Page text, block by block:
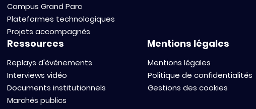
Campus Grand Parc
Plateformes technologiques
Projets accompagnés
Ressources
Replays d'événements
Interviews vidéo
Documents institutionnels
Marchés publics
Mentions légales
Mentions légales
Politique de confidentialités
Gestions des cookies